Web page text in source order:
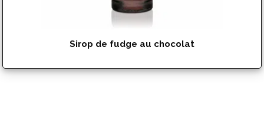
Sirop de fudge au chocolat